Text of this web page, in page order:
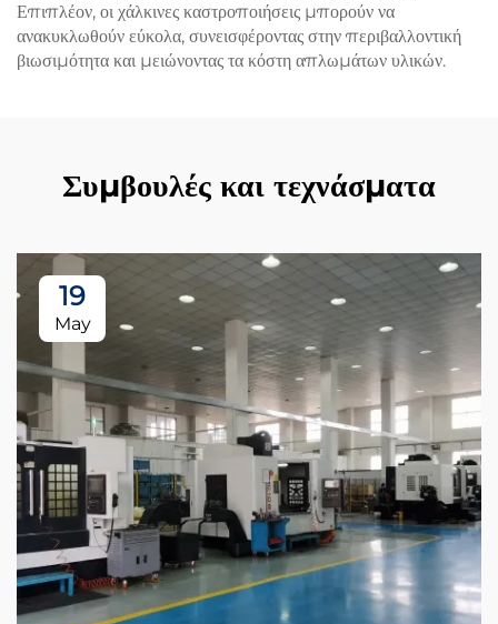
Επιπλέον, οι χάλκινες καστροποιήσεις μπορούν να
ανακυκλωθούν εύκολα, συνεισφέροντας στην περιβαλλοντική
βιωσιμότητα και μειώνοντας τα κόστη απλωμάτων υλικών.
Συμβουλές και τεχνάσματα
19
May